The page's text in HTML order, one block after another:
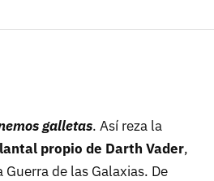
galletas. Así reza la
propio de Darth Vader,
de las Galaxias. De